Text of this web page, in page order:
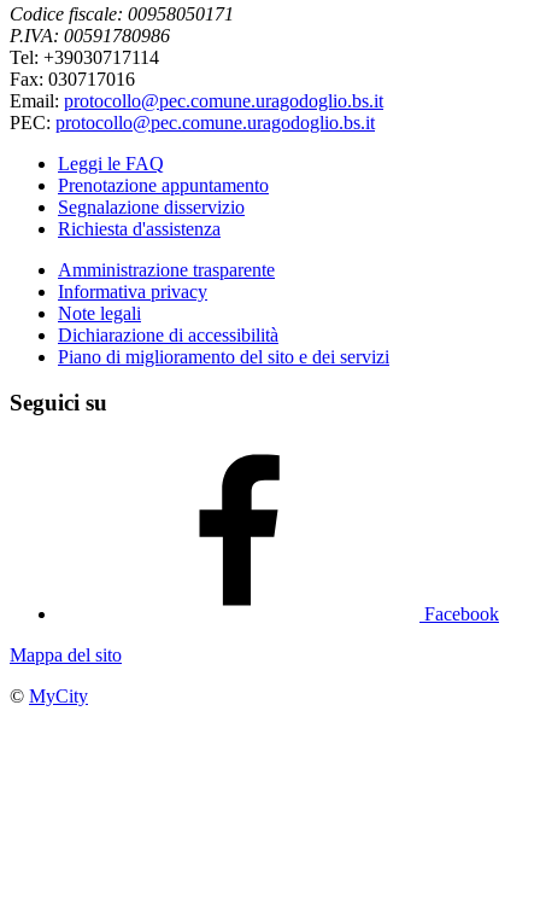
Codice fiscale: 00958050171
P.IVA: 00591780986
Tel: +39030717114
Fax: 030717016
Email: protocollo@pec.comune.uragodoglio.bs.it
PEC: protocollo@pec.comune.uragodoglio.bs.it
Leggi le FAQ
Prenotazione appuntamento
Segnalazione disservizio
Richiesta d'assistenza
Amministrazione trasparente
Informativa privacy
Note legali
Dichiarazione di accessibilità
Piano di miglioramento del sito e dei servizi
Seguici su
Facebook
Mappa del sito
© MyCity